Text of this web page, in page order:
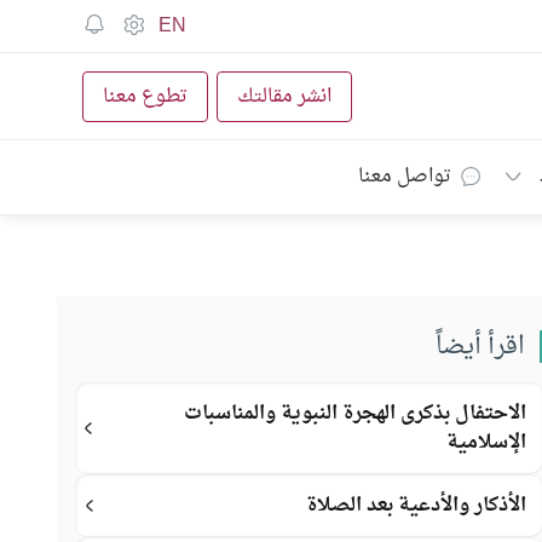
EN
انشر مقالتك تطوع معنا
تواصل معنا
اقرأ أيضاً
الاحتفال بذكرى الهجرة النبوية والمناسبات
الإسلامية
الأذكار والأدعية بعد الصلاة